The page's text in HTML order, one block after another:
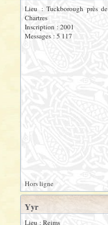
Lieu : Tuckborough près de
Chartres
Inscription : 2001
Messages : 5 117
Hors ligne
Yyr
Lieu : Reims